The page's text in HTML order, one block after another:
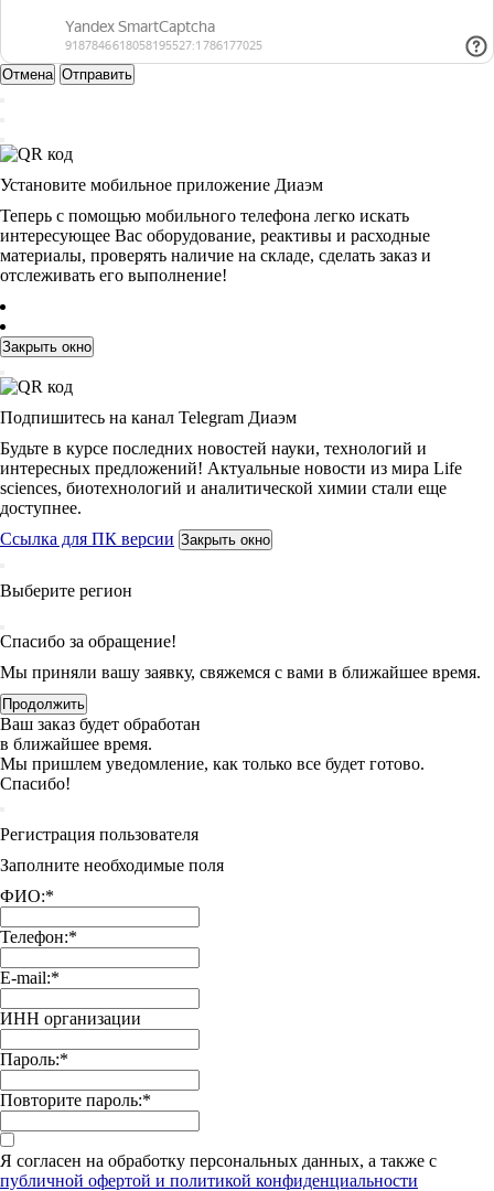
Отмена Отправить
Установите мобильное приложение Диаэм
Теперь с помощью мобильного телефона легко искать
интересующее Вас оборудование, реактивы и расходные
материалы, проверять наличие на складе, сделать заказ и
отслеживать его выполнение!
Закрыть окно
Подпишитесь на канал Telegram Диаэм
Будьте в курсе последних новостей науки, технологий и
интересных предложений! Актуальные новости из мира Life
sciences, биотехнологий и аналитической химии стали еще
доступнее.
Ссылка для ПК версии Закрыть окно
Выберите регион
Спасибо за обращение!
Мы приняли вашу заявку, свяжемся с вами в ближайшее время.
Продолжить
Ваш заказ будет обработан
в ближайшее время.
Мы пришлем уведомление, как только все будет готово.
Спасибо!
Регистрация пользователя
Заполните необходимые поля
ФИО:*
Телефон:*
E-mail:*
ИНН организации
Пароль:*
Повторите пароль:*
Я согласен на обработку персональных данных, а также с
публичной офертой и политикой конфиденциальности